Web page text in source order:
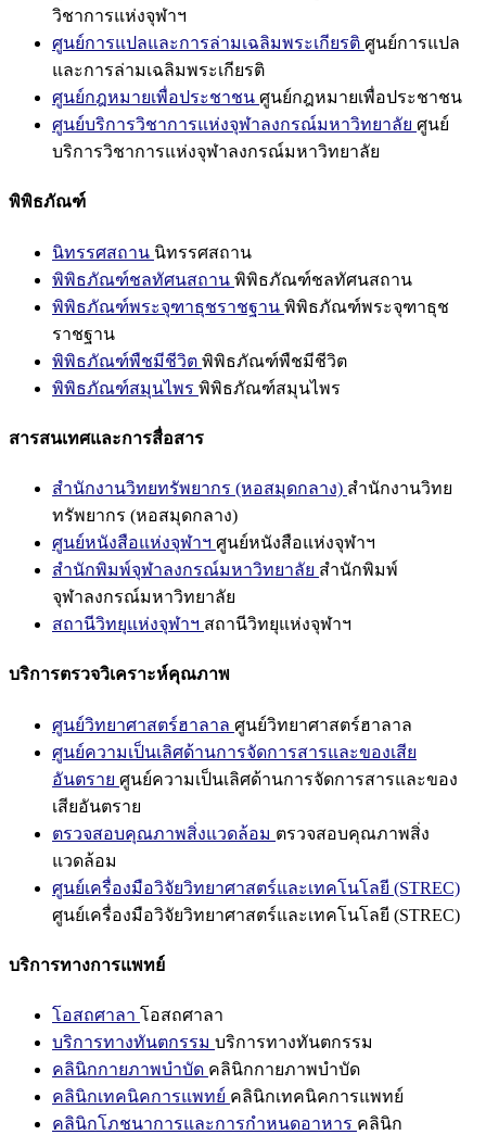
วิชาการแห่งจุฬาฯ
ศูนย์การแปลและการล่ามเฉลิมพระเกียรติ ศูนย์การแปล
และการล่ามเฉลิมพระเกียรติ
ศูนย์กฎหมายเพื่อประชาชน ศูนย์กฎหมายเพื่อประชาชน
ศูนย์บริการวิชาการแห่งจุฬาลงกรณ์มหาวิทยาลัย ศูนย์
บริการวิชาการแห่งจุฬาลงกรณ์มหาวิทยาลัย
พิพิธภัณฑ์
นิทรรศสถาน นิทรรศสถาน
พิพิธภัณฑ์ชลทัศนสถาน พิพิธภัณฑ์ชลทัศนสถาน
พิพิธภัณฑ์พระจุฑาธุชราชฐาน พิพิธภัณฑ์พระจุฑาธุช
ราชฐาน
พิพิธภัณฑ์พืชมีชีวิต พิพิธภัณฑ์พืชมีชีวิต
พิพิธภัณฑ์สมุนไพร พิพิธภัณฑ์สมุนไพร
สารสนเทศและการสื่อสาร
สำนักงานวิทยทรัพยากร (หอสมุดกลาง) สำนักงานวิทย
ทรัพยากร (หอสมุดกลาง)
ศูนย์หนังสือแห่งจุฬาฯ ศูนย์หนังสือแห่งจุฬาฯ
สำนักพิมพ์จุฬาลงกรณ์มหาวิทยาลัย สำนักพิมพ์
จุฬาลงกรณ์มหาวิทยาลัย
สถานีวิทยุแห่งจุฬาฯ สถานีวิทยุแห่งจุฬาฯ
บริการตรวจวิเคราะห์คุณภาพ
ศูนย์วิทยาศาสตร์ฮาลาล ศูนย์วิทยาศาสตร์ฮาลาล
ศูนย์ความเป็นเลิศด้านการจัดการสารและของเสีย
อันตราย ศูนย์ความเป็นเลิศด้านการจัดการสารและของ
เสียอันตราย
ตรวจสอบคุณภาพสิ่งแวดล้อม ตรวจสอบคุณภาพสิ่ง
แวดล้อม
ศูนย์เครื่องมือวิจัยวิทยาศาสตร์และเทคโนโลยี (STREC)
ศูนย์เครื่องมือวิจัยวิทยาศาสตร์และเทคโนโลยี (STREC)
บริการทางการแพทย์
โอสถศาลา โอสถศาลา
บริการทางทันตกรรม บริการทางทันตกรรม
คลินิกกายภาพบำบัด คลินิกกายภาพบำบัด
คลินิกเทคนิคการแพทย์ คลินิกเทคนิคการแพทย์
คลินิกโภชนาการและการกำหนดอาหาร คลินิก